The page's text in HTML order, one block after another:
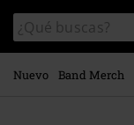
contenido
principal
Buscar
en
el
catálogo
Nuevo Band Merch